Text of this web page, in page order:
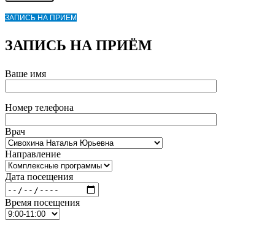
ЗАПИСЬ НА ПРИЕМ
ЗАПИСЬ НА ПРИЁМ
Ваше имя
Номер телефона
Врач
Направление
Дата посещения
Время посещения